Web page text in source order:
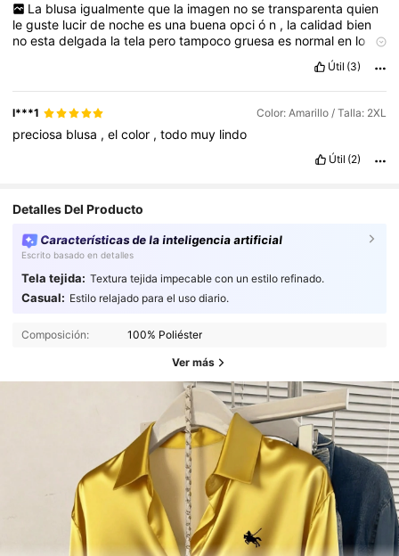
La blusa igualmente que la imagen no se transparenta quien
leguste lucirde nochees una buenaopció n , lacalidad bien
noestadelgada latela perotampocogruesaes normalen lo
la
peroesigual
a
ladelaimagenestápreciosa
Útil (3)
l***1 Color: Amarillo / Talla: 2XL
preciosa blusa ,elcolor ,todo muy lindo
Útil (2)
Detalles Del Producto
Características de la inteligencia artificial
Escrito basado en detalles
Tela tejida: Textura tejida impecable con un estilo refinado.
Casual: Estilo relajado para el uso diario.
Composición: 100% Poliéster
Ver más
23K Seguidores